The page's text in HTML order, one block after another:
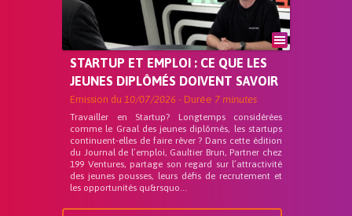
STARTUP ET EMPLOI : CE QUE LES
JEUNES DIPLÔMÉS DOIVENT SAVOIR
Emission du 10/07/2026 - Durée 7 minutes
Travailler en Startup? Longtemps considérées
comme le Graal des jeunes diplômés, les startups
continuent-elles de faire rêver ? Dans cette édition
du Journal de l’emploi, Gaultier Brun, Partner chez
199 Ventures, partage son regard sur l’attractivité
des jeunes pousses, leurs défis de recrutement et
les opportunités qu&rsquo...